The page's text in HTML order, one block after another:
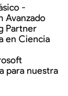
-
Avanzado
Partner
en Ciencia
para nuestra